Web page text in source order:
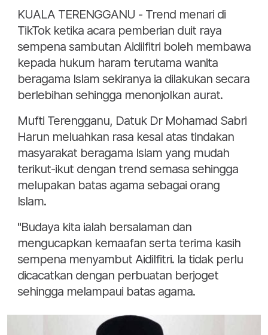
KUALA TERENGGANU - Trend menari di
TikTok ketika acara pemberian duit raya
sempena sambutan Aidilfitri boleh membawa
kepada hukum haram terutama wanita
beragama Islam sekiranya ia dilakukan secara
berlebihan sehingga menonjolkan aurat.
Mufti Terengganu, Datuk Dr Mohamad Sabri
Harun meluahkan rasa kesal atas tindakan
masyarakat beragama Islam yang mudah
terikut-ikut dengan trend semasa sehingga
melupakan batas agama sebagai orang
Islam.
"Budaya kita ialah bersalaman dan
mengucapkan kemaafan serta terima kasih
sempena menyambut Aidilfitri. Ia tidak perlu
dicacatkan dengan perbuatan berjoget
sehingga melampaui batas agama.